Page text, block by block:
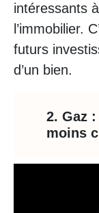
intéressants
l’immobilier.
futurs
d’un bien.
2. Gaz
moins